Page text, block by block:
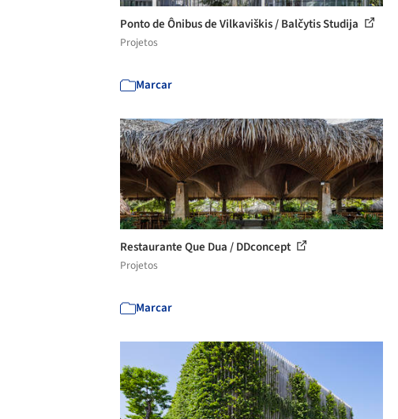
Ponto de Ônibus de Vilkaviškis / Balčytis Studija
Projetos
Marcar
Restaurante Que Dua / DDconcept
Projetos
Marcar